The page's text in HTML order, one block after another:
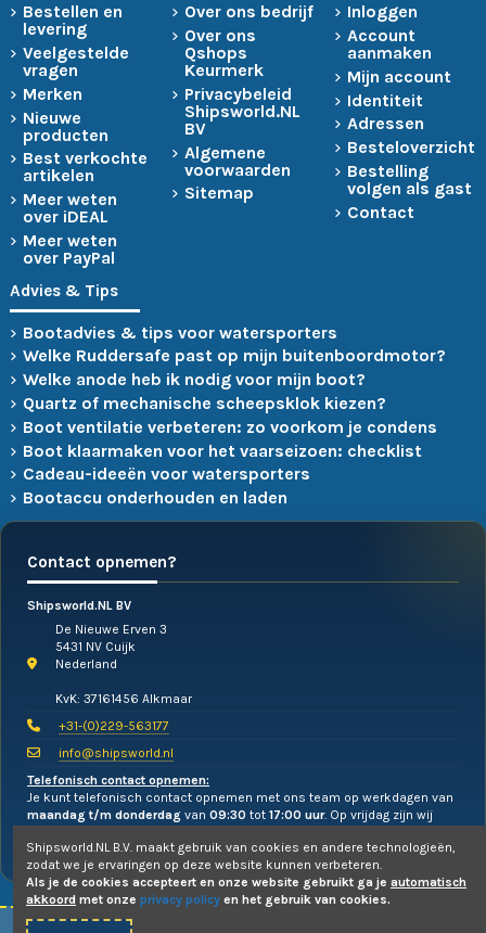
Bestellen en
levering
Veelgestelde
vragen
Merken
Nieuwe
producten
Best verkochte
artikelen
Meer weten
over iDEAL
Meer weten
over PayPal
Over ons bedrijf
Over ons
Qshops
Keurmerk
Privacybeleid
Shipsworld.NL
BV
Algemene
voorwaarden
Sitemap
Inloggen
Account
aanmaken
Mijn account
Identiteit
Adressen
Besteloverzicht
Bestelling
volgen als gast
Contact
Advies & Tips
Bootadvies & tips voor watersporters
Welke Ruddersafe past op mijn buitenboordmotor?
Welke anode heb ik nodig voor mijn boot?
Quartz of mechanische scheepsklok kiezen?
Boot ventilatie verbeteren: zo voorkom je condens
Boot klaarmaken voor het vaarseizoen: checklist
Cadeau-ideeën voor watersporters
Bootaccu onderhouden en laden
Contact opnemen?
Shipsworld.NL BV
De Nieuwe Erven 3
5431 NV Cuijk
Nederland
KvK: 37161456 Alkmaar
+31-(0)229-563177
info@shipsworld.nl
Telefonisch contact opnemen:
Je kunt telefonisch contact opnemen met ons team op werkdagen van
maandag t/m donderdag van 09:30 tot 17:00 uur. Op vrijdag zijn wij
Shipsworld.NL B.V. maakt gebruik van cookies en andere technologieën,
zodat we je ervaringen op deze website kunnen verbeteren.
Als je de cookies accepteert en onze website gebruikt ga je automatisch
akkoord met onze privacy policy en het gebruik van cookies.